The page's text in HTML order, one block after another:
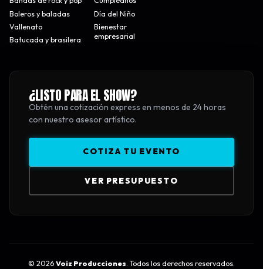
Boleros y baladas
Vallenato
Batucada y brasilera
Día del Niño
Bienestar
empresarial
¿LISTO PARA EL SHOW?
Obtén una cotización express en menos de 24 horas
con nuestro asesor artístico.
COTIZA TU EVENTO
VER PRESUPUESTO
© 2026 Voiz Producciones. Todos los derechos reservados.